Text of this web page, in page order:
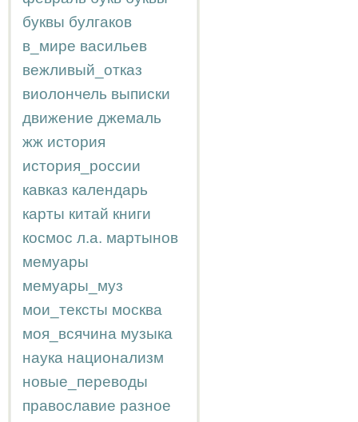
буквы булгаков
в_мире васильев
вежливый_отказ
виолончель выписки
движение джемаль
жж история
история_россии
кавказ календарь
карты китай книги
космос л.а. мартынов
мемуары
мемуары_муз
мои_тексты москва
моя_всячина музыка
наука национализм
новые_переводы
православие разное